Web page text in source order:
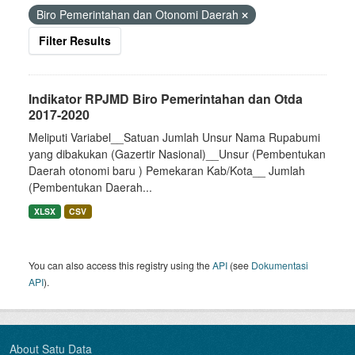
Biro Pemerintahan dan Otonomi Daerah
Filter Results
Indikator RPJMD Biro Pemerintahan dan Otda
2017-2020
Meliputi Variabel__Satuan Jumlah Unsur Nama Rupabumi
yang dibakukan (Gazertir Nasional)__Unsur (Pembentukan
Daerah otonomi baru ) Pemekaran Kab/Kota__ Jumlah
(Pembentukan Daerah...
XLSX CSV
You can also access this registry using theAPI (see Dokumentasi
API).
About Satu Data